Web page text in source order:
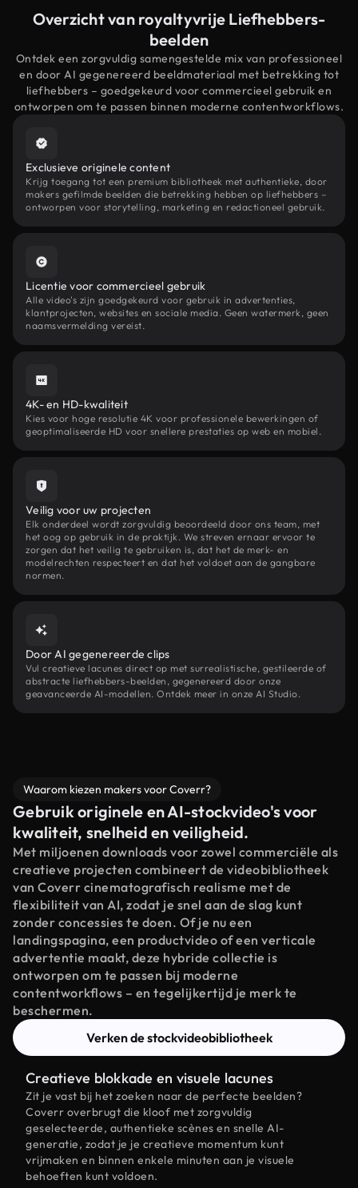
Overzicht van royaltyvrije Liefhebbers-
beelden
Ontdek een zorgvuldig samengestelde mix van professioneel
en door AI gegenereerd beeldmateriaal met betrekking tot
liefhebbers – goedgekeurd voor commercieel gebruik en
ontworpen om te passen binnen moderne contentworkflows.
Exclusieve originele content
Krijg toegang tot een premium bibliotheek met authentieke, door
makers gefilmde beelden die betrekking hebben op liefhebbers –
ontworpen voor storytelling, marketing en redactioneel gebruik.
Licentie voor commercieel gebruik
Alle video's zijn goedgekeurd voor gebruik in advertenties,
klantprojecten, websites en sociale media. Geen watermerk, geen
naamsvermelding vereist.
4K- en HD-kwaliteit
Kies voor hoge resolutie 4K voor professionele bewerkingen of
geoptimaliseerde HD voor snellere prestaties op web en mobiel.
Veilig voor uw projecten
Elk onderdeel wordt zorgvuldig beoordeeld door ons team, met
het oog op gebruik in de praktijk. We streven ernaar ervoor te
zorgen dat het veilig te gebruiken is, dat het de merk- en
modelrechten respecteert en dat het voldoet aan de gangbare
normen.
Door AI gegenereerde clips
Vul creatieve lacunes direct op met surrealistische, gestileerde of
abstracte liefhebbers-beelden, gegenereerd door onze
geavanceerde AI-modellen. Ontdek meer in onze AI Studio.
Waarom kiezen makers voor Coverr?
Gebruik originele en AI-stockvideo's voor
kwaliteit, snelheid en veiligheid.
Met miljoenen downloads voor zowel commerciële als
creatieve projecten combineert de videobibliotheek
van Coverr cinematografisch realisme met de
flexibiliteit van AI, zodat je snel aan de slag kunt
zonder concessies te doen. Of je nu een
landingspagina, een productvideo of een verticale
advertentie maakt, deze hybride collectie is
ontworpen om te passen bij moderne
contentworkflows – en tegelijkertijd je merk te
beschermen.
Verken de stockvideobibliotheek
Creatieve blokkade en visuele lacunes
Zit je vast bij het zoeken naar de perfecte beelden?
Coverr overbrugt die kloof met zorgvuldig
geselecteerde, authentieke scènes en snelle AI-
generatie, zodat je je creatieve momentum kunt
vrijmaken en binnen enkele minuten aan je visuele
behoeften kunt voldoen.